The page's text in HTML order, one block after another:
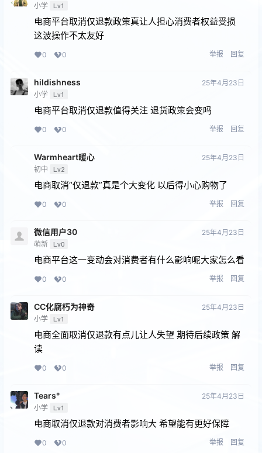
小学 Lv1
电商平台取消仅退款政策真让人担心消费者权益受损
这波操作不太友好
0 0 举报 回复
hildishness
小学 Lv1
25年4月23日
电商平台取消仅退款值得关注 退货政策会变吗
0 0 举报 回复
Warmheart暖心
初中 Lv2
25年4月23日
电商取消“仅退款”真是个大变化 以后得小心购物了
0 0 举报 回复
微信用户30
萌新 Lv0
25年4月23日
电商平台这一变动会对消费者有什么影响呢大家怎么看
0 0 举报 回复
CC化腐朽为神奇
小学 Lv1
25年4月23日
电商全面取消仅退款有点儿让人失望 期待后续政策 解
读
0 0 举报 回复
Tears°
小学 Lv1
25年4月23日
电商取消仅退款对消费者影响大 希望能有更好保障
0 0 举报 回复